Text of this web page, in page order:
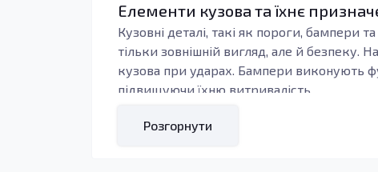
Елементи кузова та їхнє
Кузовні деталі, такі як пороги, бампери
тільки зовнішній вигляд, але й безпеку.
кузова при ударах. Бампери виконують
підвищуючи їхню витривалість.
Вибираючи запчастини для вашого Future
Розгорнути